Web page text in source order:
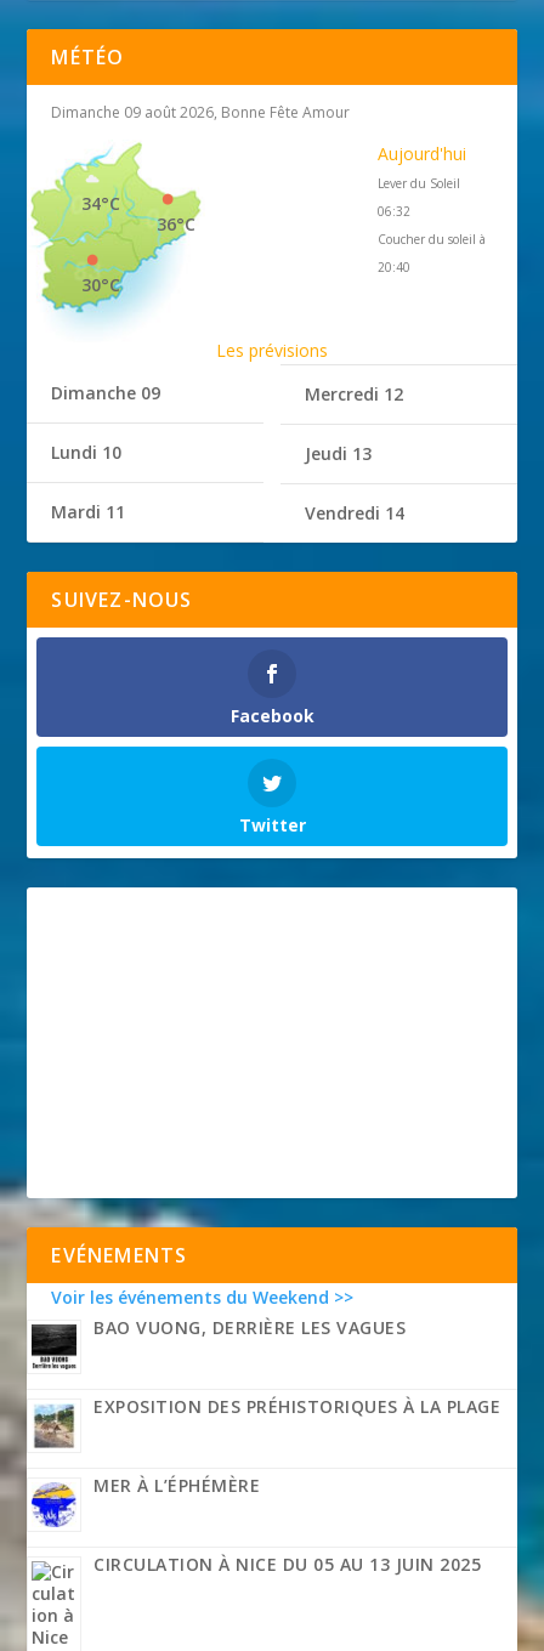
MÉTÉO
Dimanche 09 août 2026, Bonne Fête Amour
36°C
34°C
30°C
Aujourd'hui
Lever du Soleil
06:32
Coucher du soleil à
20:40
Les prévisions
Dimanche 09
Lundi 10
Mardi 11
Mercredi 12
Jeudi 13
Vendredi 14
SUIVEZ-NOUS
Facebook
Twitter
EVÉNEMENTS
Voir les événements du Weekend >>
BAO VUONG, DERRIÈRE LES VAGUES
EXPOSITION DES PRÉHISTORIQUES À LA PLAGE
MER À L’ÉPHÉMÈRE
CIRCULATION À NICE DU 05 AU 13 JUIN 2025